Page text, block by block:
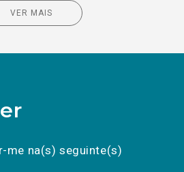
VER MAIS
me na(s) seguinte(s)